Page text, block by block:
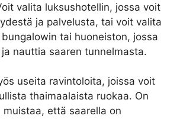
valita luksushotellin, jossa voit
ja palvelusta, tai voit valita
tai huoneiston, jossa
nauttia saaren tunnelmasta.
useita ravintoloita, joissa voit
thaimaalaista ruokaa. On
muistaa, että saarella on